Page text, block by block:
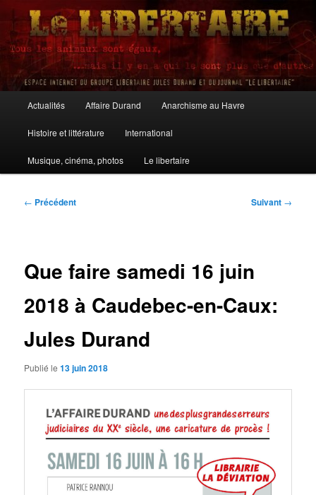
Aller
contenu
principalLe Libertaire
principal
Actualités Affaire Durand Anarchisme au Havre
Histoire et littérature International
Musique, cinéma, photos Le libertaire
Navigation
← Précédent Suivant →
Que faire samedi 16 juin
2018 à Caudebec-en-Caux:
Jules Durand
Publié le13 juin 2018